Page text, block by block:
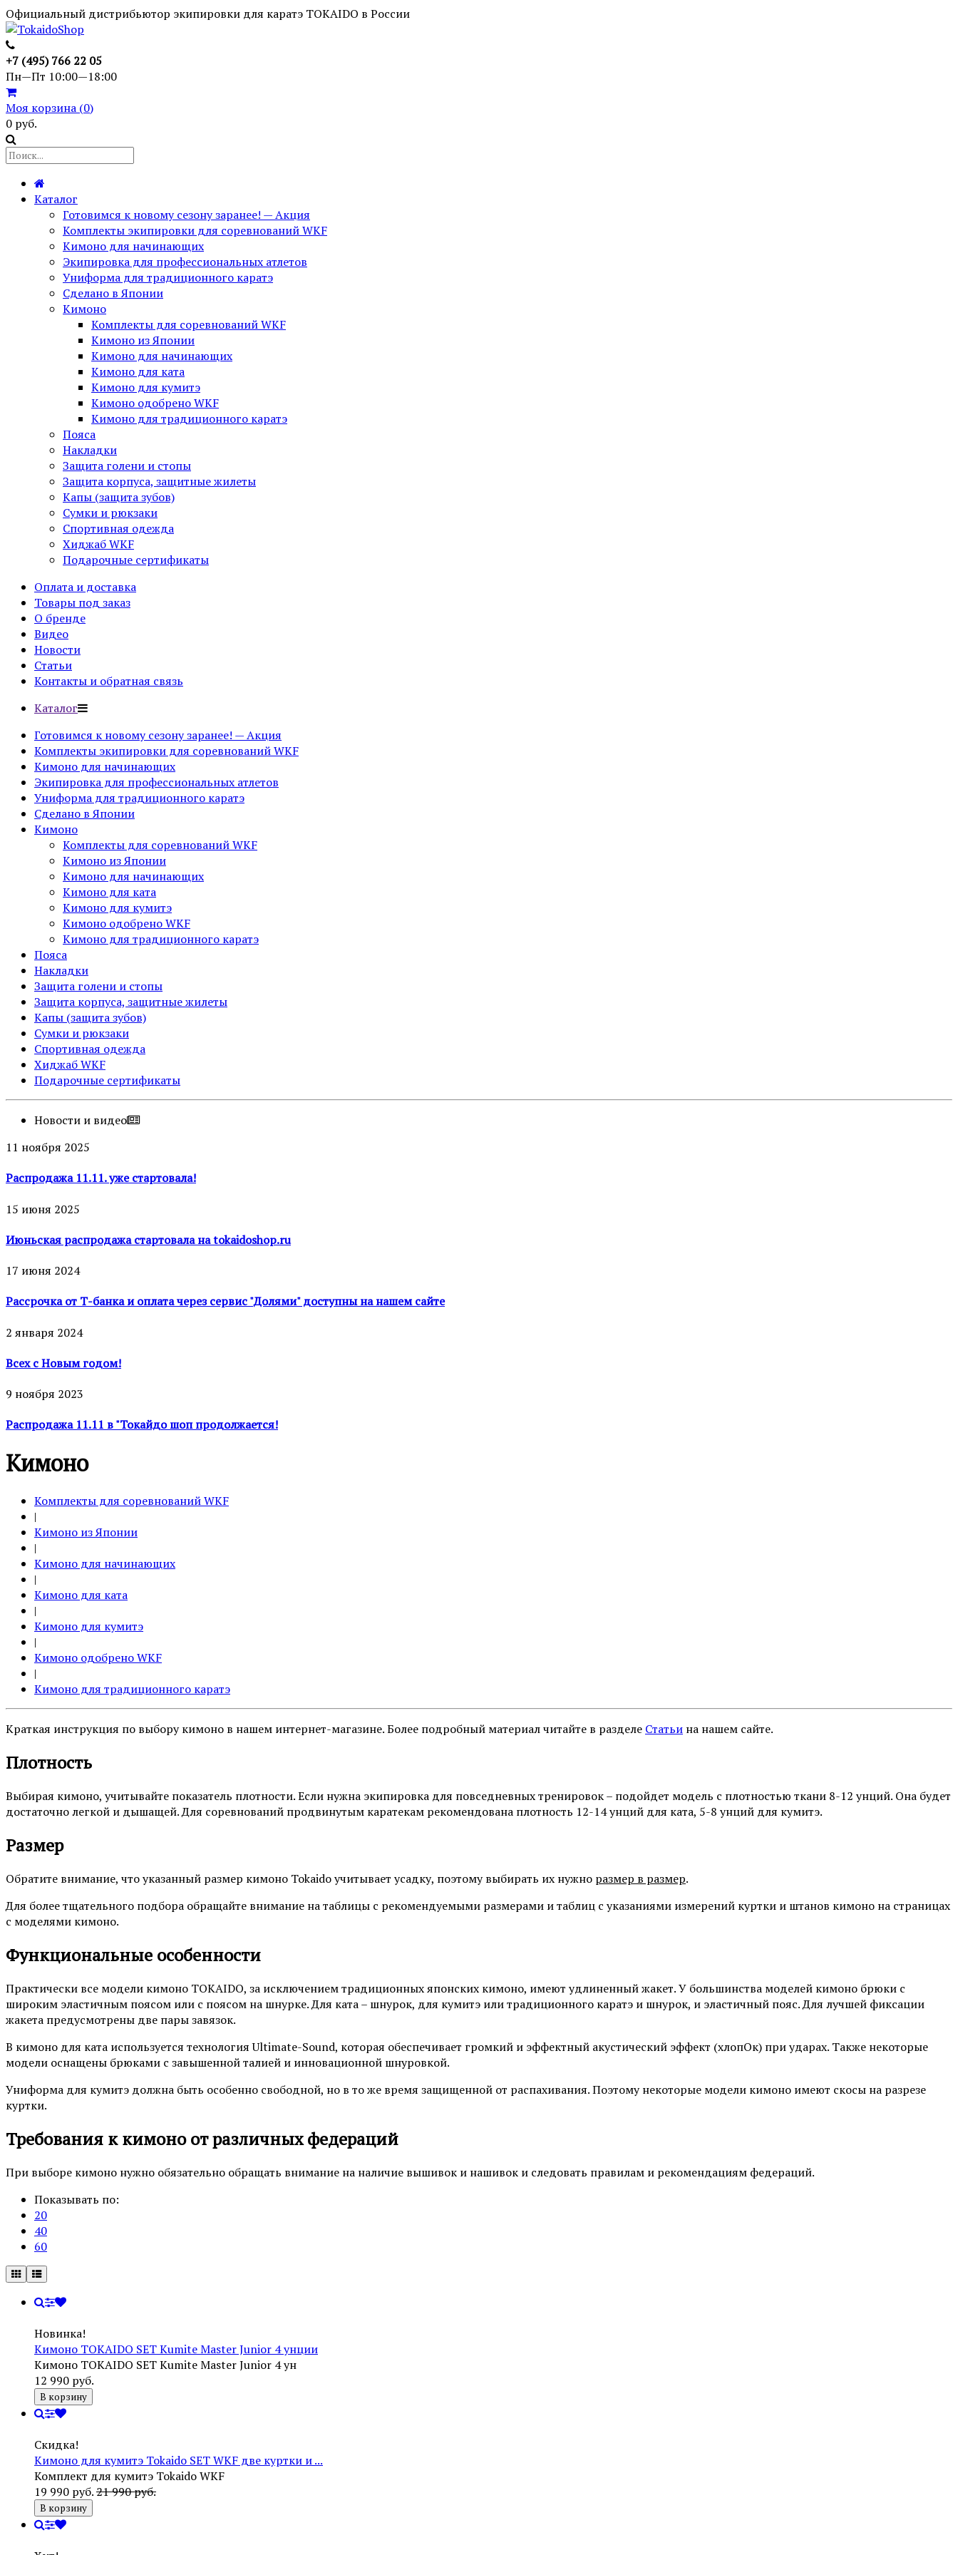
Официальный дистрибьютор экипировки для каратэ TOKAIDO в России
+7 (495) 766 22 05
Пн—Пт 10:00—18:00
Моя корзина (0)
0 руб.
Каталог
Готовимся к новому сезону заранее! — Акция
Комплекты экипировки для соревнований WKF
Кимоно для начинающих
Экипировка для профессиональных атлетов
Униформа для традиционного каратэ
Сделано в Японии
Кимоно
Комплекты для соревнований WKF
Кимоно из Японии
Кимоно для начинающих
Кимоно для ката
Кимоно для кумитэ
Кимоно одобрено WKF
Кимоно для традиционного каратэ
Пояса
Накладки
Защита голени и стопы
Защита корпуса, защитные жилеты
Капы (защита зубов)
Сумки и рюкзаки
Спортивная одежда
Хиджаб WKF
Подарочные сертификаты
Оплата и доставка
Товары под заказ
О бренде
Видео
Новости
Статьи
Контакты и обратная связь
Каталог
Готовимся к новому сезону заранее! — Акция
Комплекты экипировки для соревнований WKF
Кимоно для начинающих
Экипировка для профессиональных атлетов
Униформа для традиционного каратэ
Сделано в Японии
Кимоно
Комплекты для соревнований WKF
Кимоно из Японии
Кимоно для начинающих
Кимоно для ката
Кимоно для кумитэ
Кимоно одобрено WKF
Кимоно для традиционного каратэ
Пояса
Накладки
Защита голени и стопы
Защита корпуса, защитные жилеты
Капы (защита зубов)
Сумки и рюкзаки
Спортивная одежда
Хиджаб WKF
Подарочные сертификаты
Новости и видео
11 ноября 2025
Распродажа 11.11. уже стартовала!
15 июня 2025
Июньская распродажа стартовала на tokaidoshop.ru
17 июня 2024
Рассрочка от Т-банка и оплата через сервис "Долями" доступны на нашем сайте
2 января 2024
Всех с Новым годом!
9 ноября 2023
Распродажа 11.11 в "Токайдо шоп продолжается!
Кимоно
Комплекты для соревнований WKF
|
Кимоно из Японии
|
Кимоно для начинающих
|
Кимоно для ката
|
Кимоно для кумитэ
|
Кимоно одобрено WKF
|
Кимоно для традиционного каратэ
Краткая инструкция по выбору кимоно в нашем интернет-магазине. Более подробный материал читайте в разделе Статьи на нашем сайте.
Плотность
Выбирая кимоно, учитывайте показатель плотности. Если нужна экипировка для повседневных тренировок – подойдет модель с плотностью ткани 8-12 унций. Она будет
достаточно легкой и дышащей. Для соревнований продвинутым каратекам рекомендована плотность 12-14 унций для ката, 5-8 унций для кумитэ.
Размер
Обратите внимание, что указанный размер кимоно Tokaido учитывает усадку, поэтому выбирать их нужно размер в размер.
Для более тщательного подбора обращайте внимание на таблицы с рекомендуемыми размерами и таблиц с указаниями измерений куртки и штанов кимоно на страницах
с моделями кимоно.
Функциональные особенности
Практически все модели кимоно TOKAIDO, за исключением традиционных японских кимоно, имеют удлиненный жакет. У большинства моделей кимоно брюки с
широким эластичным поясом или с поясом на шнурке. Для ката – шнурок, для кумитэ или традиционного каратэ и шнурок, и эластичный пояс. Для лучшей фиксации
жакета предусмотрены две пары завязок.
В кимоно для ката используется технология Ultimate-Sound, которая обеспечивает громкий и эффектный акустический эффект (хлопОк) при ударах. Также некоторые
модели оснащены брюками с завышенной талией и инновационной шнуровкой.
Униформа для кумитэ должна быть особенно свободной, но в то же время защищенной от распахивания. Поэтому некоторые модели кимоно имеют скосы на разрезе
куртки.
Требования к кимоно от различных федераций
При выборе кимоно нужно обязательно обращать внимание на наличие вышивок и нашивок и следовать правилам и рекомендациям федераций.
Показывать по:
20
40
60
Новинка!
Кимоно TOKAIDO SET Kumite Master Junior 4 унции
Кимоно TOKAIDO SET Kumite Master Junior 4 ун
12 990 руб.
В корзину
Скидка!
Кимоно для кумитэ Tokaido SET WKF две куртки и ...
Комплект для кумитэ Tokaido WKF
19 990 руб.21 990 руб.
В корзину